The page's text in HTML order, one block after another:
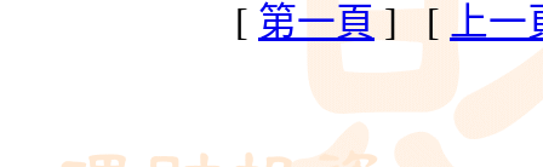
[ 第一頁] [ 上一